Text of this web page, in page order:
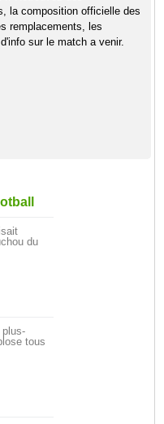
la composition officielle des
remplacements, les
sur le match a venir.
du
plus-
tous